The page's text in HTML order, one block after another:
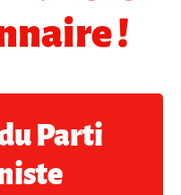
!
Parti